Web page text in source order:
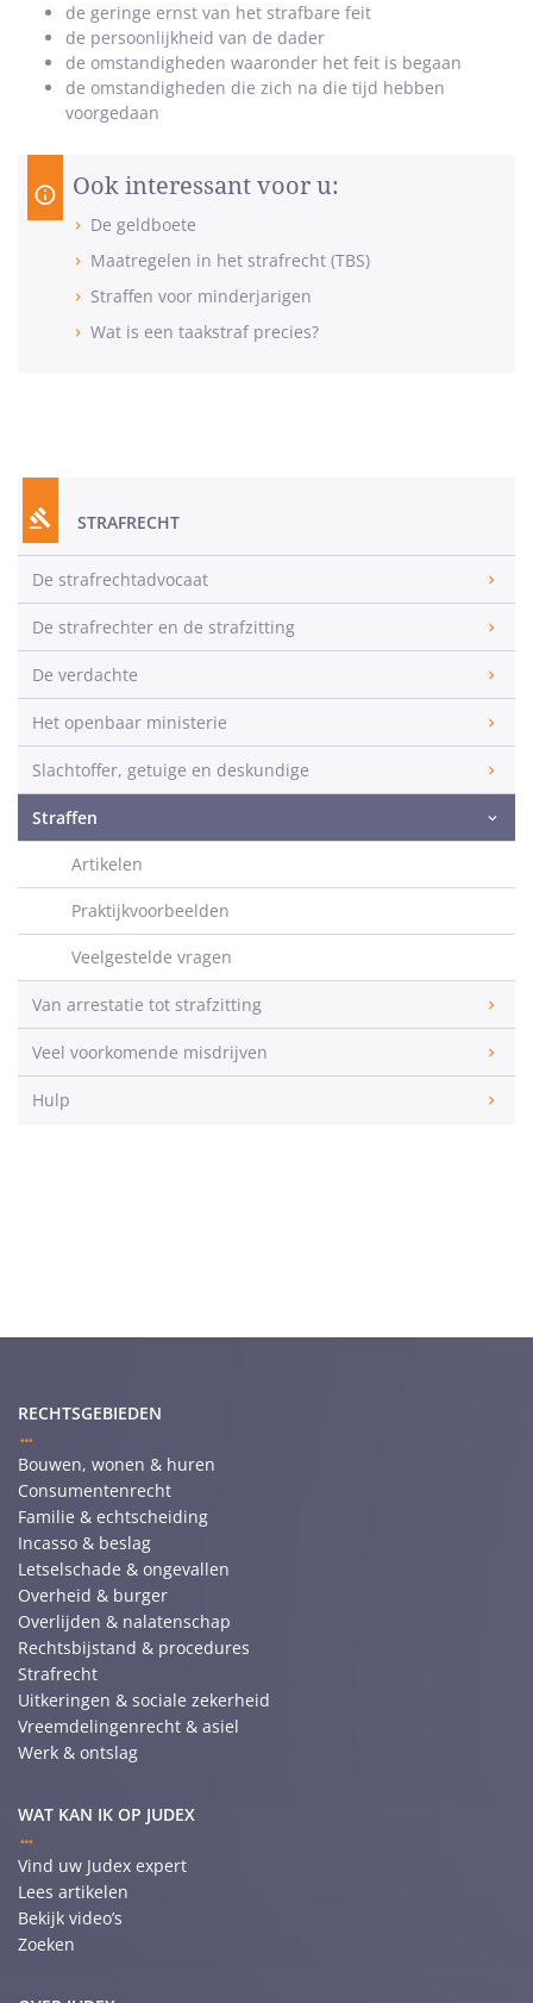
de geringe ernst van het strafbare feit
de persoonlijkheid van de dader
de omstandigheden waaronder het feit is begaan
de omstandigheden die zich na die tijd hebben
voorgedaan
Ook interessant voor u:
De geldboete
Maatregelen in het strafrecht (TBS)
Straffen voor minderjarigen
Wat is een taakstraf precies?
STRAFRECHT
De strafrechtadvocaat
De strafrechter en de strafzitting
De verdachte
Het openbaar ministerie
Slachtoffer, getuige en deskundige
Straffen
Artikelen
Praktijkvoorbeelden
Veelgestelde vragen
Van arrestatie tot strafzitting
Veel voorkomende misdrijven
Hulp
RECHTSGEBIEDEN
Bouwen, wonen & huren
Consumentenrecht
Familie & echtscheiding
Incasso & beslag
Letselschade & ongevallen
Overheid & burger
Overlijden & nalatenschap
Rechtsbijstand & procedures
Strafrecht
Uitkeringen & sociale zekerheid
Vreemdelingenrecht & asiel
Werk & ontslag
WAT KAN IK OP JUDEX
Vind uw Judex expert
Lees artikelen
Bekijk video’s
Zoeken